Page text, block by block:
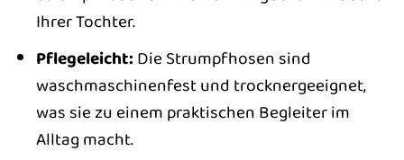
Ihrer Tochter.
Pflegeleicht: Die Strumpfhosen sind
waschmaschinenfest und trocknergeeignet,
was sie zu einem praktischen Begleiter im
Alltag macht.